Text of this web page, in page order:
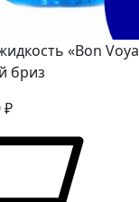
«Bon
бриз
₽